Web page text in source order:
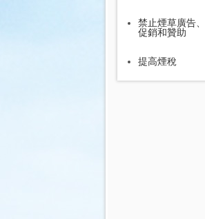
禁止煙草廣告、
促銷和贊助
提高煙稅